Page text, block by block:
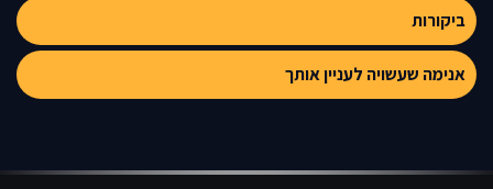
ביקורות
אנימה שעשויה לעניין אותך